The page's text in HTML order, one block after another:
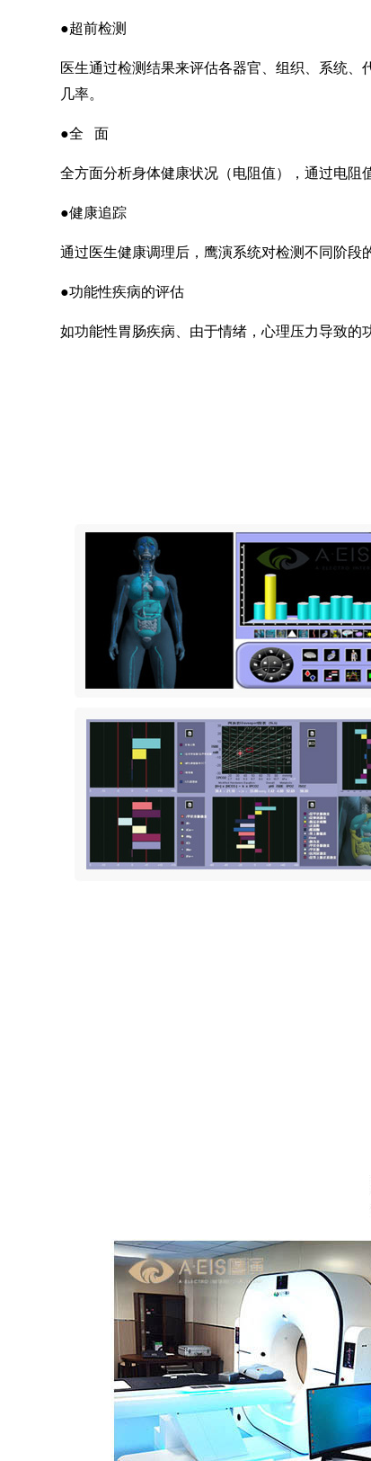
●超前检测
医生通过检测结果来评估各器官、组织、系统
几率。
●全 面
全方面分析身体健康状况（电阻值），通过电阻
●健康追踪
通过医生健康调理后，鹰演系统对检测不同阶段
●功能性疾病的评估
如功能性胃肠疾病、由于情绪，心理压力导致的